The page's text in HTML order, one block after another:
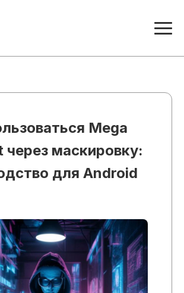
Mega
через маскировку:
для Android